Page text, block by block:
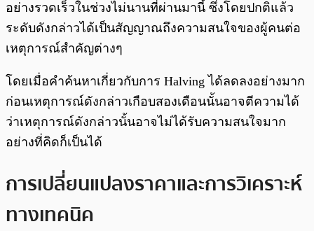
อย่างรวดเร็วในช่วงไม่นานที่ผ่านมานี้ ซึ่งโดยปกติแล้ว
ระดับดังกล่าวได้เป็นสัญญาณถึงความสนใจของผู้คนต่อ
เหตุการณ์สำคัญต่างๆ
โดยเมื่อคำค้นหาเกี่ยวกับการ Halving ได้ลดลงอย่างมาก
ก่อนเหตุการณ์ดังกล่าวเกือบสองเดือนนั้นอาจตีความได้
ว่าเหตุการณ์ดังกล่าวนั้นอาจไม่ได้รับความสนใจมาก
อย่างที่คิดก็เป็นได้
การเปลี่ยนแปลงราคาและการวิเคราะห์
ทางเทคนิค